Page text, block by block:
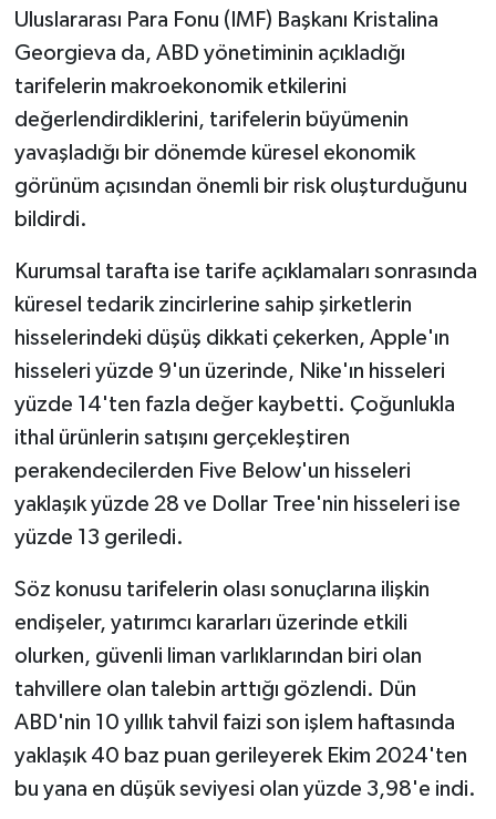
Uluslararası Para Fonu (IMF) Başkanı Kristalina
Georgieva da, ABD yönetiminin açıkladığı
tarifelerin makroekonomik etkilerini
değerlendirdiklerini, tarifelerin büyümenin
yavaşladığı bir dönemde küresel ekonomik
görünüm açısından önemli bir risk oluşturduğunu
bildirdi.
Kurumsal tarafta ise tarife açıklamaları sonrasında
küresel tedarik zincirlerine sahip şirketlerin
hisselerindeki düşüş dikkati çekerken, Apple'ın
hisseleri yüzde 9'un üzerinde, Nike'ın hisseleri
yüzde 14'ten fazla değer kaybetti. Çoğunlukla
ithal ürünlerin satışını gerçekleştiren
perakendecilerden Five Below'un hisseleri
yaklaşık yüzde 28 ve Dollar Tree'nin hisseleri ise
yüzde 13 geriledi.
Söz konusu tarifelerin olası sonuçlarına ilişkin
endişeler, yatırımcı kararları üzerinde etkili
olurken, güvenli liman varlıklarından biri olan
tahvillere olan talebin arttığı gözlendi. Dün
ABD'nin 10 yıllık tahvil faizi son işlem haftasında
yaklaşık 40 baz puan gerileyerek Ekim 2024'ten
bu yana en düşük seviyesi olan yüzde 3,98'e indi.